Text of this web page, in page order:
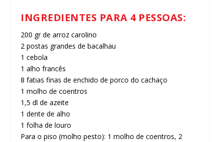
INGREDIENTES PARA 4 PESSOAS:
200 gr de arroz carolino
2 postas grandes de bacalhau
1 cebola
1 alho francês
8 fatias finas de enchido de porco do cachaço
1 molho de coentros
1,5 dl de azeite
1 dente de alho
1 folha de louro
Para o piso (molho pesto): 1 molho de coentros, 2